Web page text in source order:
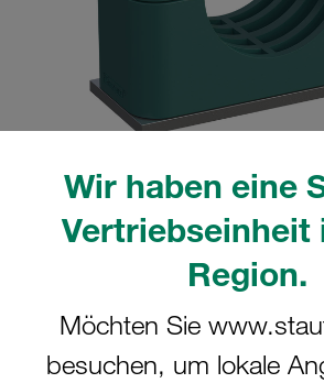
Wir haben eine
Vertriebseinheit
Region.
Möchten Sie
besuchen, um lokale
tatsächlichen Produkt abweichen.
Mehr anzeigen
Komplettschelle
5 Ø42,4mm Polypropylen
mit Vorspannung